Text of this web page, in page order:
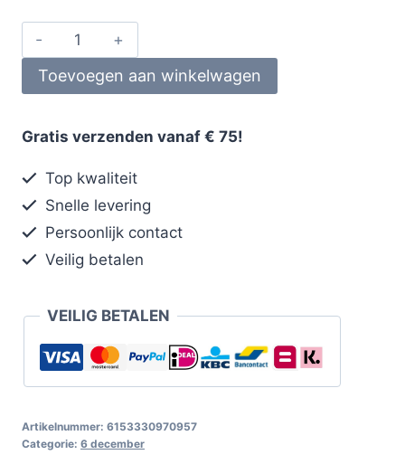
Toevoegen aan winkelwagen
Gratis verzenden vanaf € 75!
Top kwaliteit
Snelle levering
Persoonlijk contact
Veilig betalen
VEILIG BETALEN
Artikelnummer: 6153330970957
Categorie: 6 december